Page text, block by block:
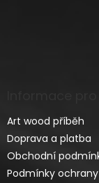
Art wood příběh
Doprava a platba
Obchodní
Podmínky